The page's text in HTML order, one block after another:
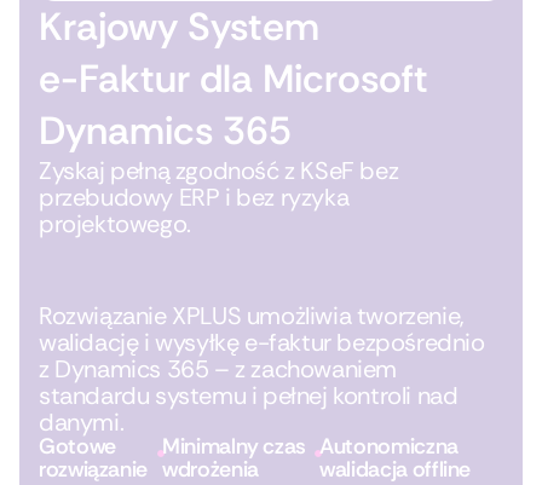
Krajowy System
e-Faktur dla Microsoft
Dynamics 365
Zyskaj pełną zgodność z KSeF bez
przebudowy ERP i bez ryzyka
projektowego.
Rozwiązanie XPLUS umożliwia tworzenie,
walidację i wysyłkę e-faktur bezpośrednio
z Dynamics 365 – z zachowaniem
standardu systemu i pełnej kontroli nad
danymi.
Gotowe
rozwiązanie
Minimalny czas
wdrożenia
Autonomiczna
walidacja offline